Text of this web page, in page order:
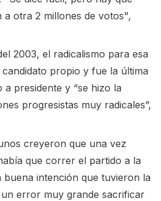
a otra 2 millones de votos",
2003, el radicalismo para esa
propio y fue la última
presidente y “se hizo la
progresistas muy radicales”,
creyeron que una vez
que correr el partido a la
buena intención que tuvieron la
error muy grande sacrificar